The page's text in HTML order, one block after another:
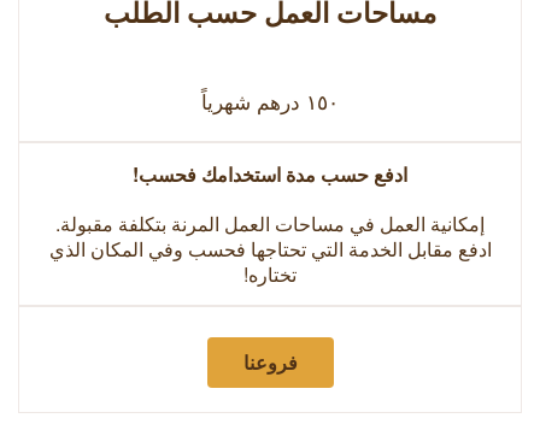
مساحات العمل حسب الطلب
۱٥۰ درهم شهرياً
ادفع حسب مدة استخدامك فحسب!
إمكانية العمل في مساحات العمل المرنة بتكلفة مقبولة.
ادفع مقابل الخدمة التي تحتاجها فحسب وفي المكان الذي
تختاره!
فروعنا